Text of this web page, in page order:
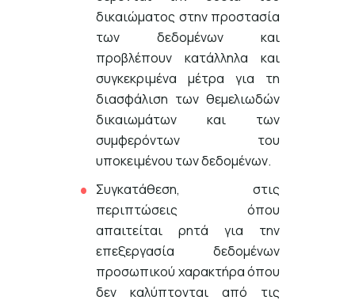
δικαιώματος στην προστασία
των δεδομένων και
προβλέπουν κατάλληλα και
συγκεκριμένα μέτρα για τη
διασφάλιση των θεμελιωδών
δικαιωμάτων και των
συμφερόντων του
υποκειμένου των δεδομένων.
Συγκατάθεση, στις
περιπτώσεις όπου
απαιτείται ρητά για την
επεξεργασία δεδομένων
προσωπικού χαρακτήρα όπου
δεν καλύπτονται από τις